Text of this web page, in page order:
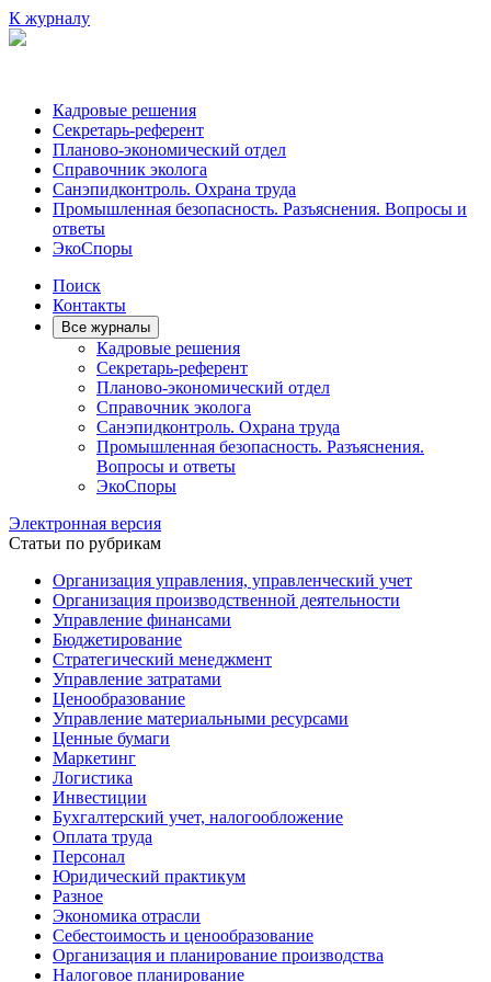
К журналу
Кадровые решения
Секретарь-референт
Планово-экономический отдел
Справочник эколога
Санэпидконтроль. Охрана труда
Промышленная безопасность. Разъяснения. Вопросы и
ответы
ЭкоСпоры
Поиск
Контакты
Все журналы
Кадровые решения
Секретарь-референт
Планово-экономический отдел
Справочник эколога
Санэпидконтроль. Охрана труда
Промышленная безопасность. Разъяснения.
Вопросы и ответы
ЭкоСпоры
Электронная версия
Статьи по рубрикам
Организация управления, управленческий учет
Организация производственной деятельности
Управление финансами
Бюджетирование
Стратегический менеджмент
Управление затратами
Ценообразование
Управление материальными ресурсами
Ценные бумаги
Маркетинг
Логистика
Инвестиции
Бухгалтерский учет, налогообложение
Оплата труда
Персонал
Юридический практикум
Разное
Экономика отрасли
Себестоимость и ценообразование
Организация и планирование производства
Налоговое планирование